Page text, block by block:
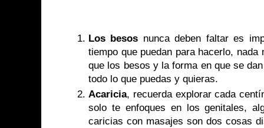
Los besos nunca deben faltar es
tiempo que puedan para hacerlo,
que los besos y la forma en que se
todo lo que puedas y quieras.
Acaricia, recuerda explorar cada
solo te enfoques en los genitales,
caricias con masajes son dos cosas